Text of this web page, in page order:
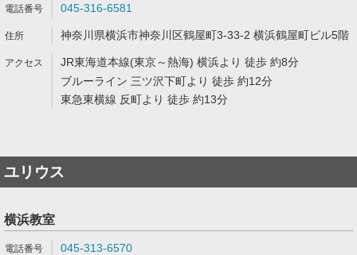
045-316-6581
神奈川県横浜市神奈川区鶴屋町3-33-2 横浜鶴屋町ビル5階
JR東海道本線(東京～熱海) 横浜より 徒歩 約8分
ブルーライン 三ツ沢下町より 徒歩 約12分
東急東横線 反町より 徒歩 約13分
ユリウス
横浜教室
045-313-6570